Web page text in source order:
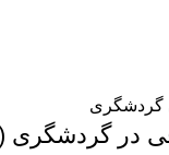
در گردشگری